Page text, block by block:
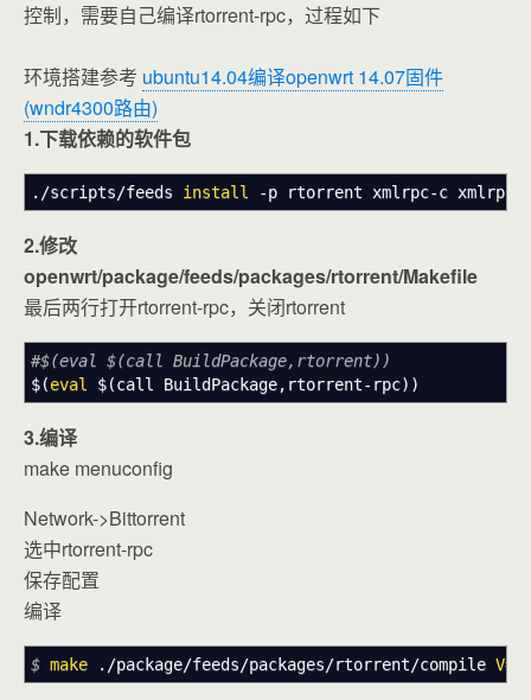
控制，需要自己编译rtorrent-rpc，过程如下
环境搭建参考 ubuntu14.04编译openwrt 14.07固件
(wndr4300路由)
1.下载依赖的软件包
. /scripts/feeds install -p rtorrent xmlrpc-c xmlrpc-
2.修改
openwrt/package/feeds/packages/rtorrent/Makefile
最后两行打开rtorrent-rpc，关闭rtorrent
#$(eval $(call BuildPackage,rtorrent))
$(eval $(call BuildPackage,rtorrent-rpc) )
3.编译
make menuconfig
Network->Bittorrent
选中rtorrent-rpc
保存配置
编译
$ make . /package/feeds/packages/rtorrent/compile V=s